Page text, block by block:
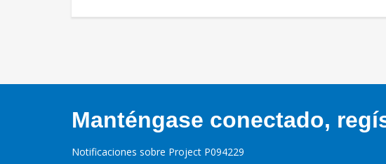
Manténgase conectado,
Notificaciones sobre Project P094229